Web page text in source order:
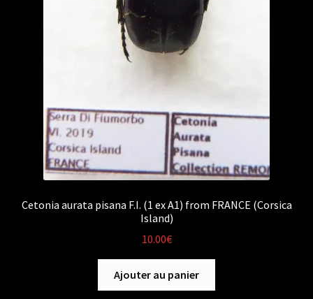
Cetonia aurata pisana F.I. (1 ex A1) from FRANCE (Corsica
Island)
10.00€
Ajouter au panier